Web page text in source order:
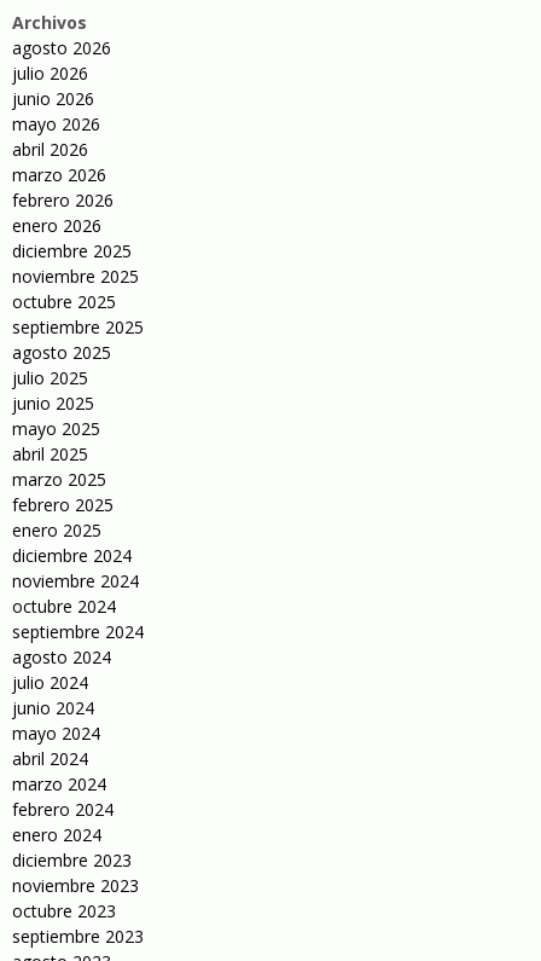
Archivos
agosto 2026
julio 2026
junio 2026
mayo 2026
abril 2026
marzo 2026
febrero 2026
enero 2026
diciembre 2025
noviembre 2025
octubre 2025
septiembre 2025
agosto 2025
julio 2025
junio 2025
mayo 2025
abril 2025
marzo 2025
febrero 2025
enero 2025
diciembre 2024
noviembre 2024
octubre 2024
septiembre 2024
agosto 2024
julio 2024
junio 2024
mayo 2024
abril 2024
marzo 2024
febrero 2024
enero 2024
diciembre 2023
noviembre 2023
octubre 2023
septiembre 2023